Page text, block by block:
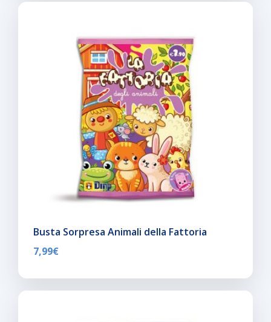
Busta Sorpresa Animali della Fattoria
7,99€